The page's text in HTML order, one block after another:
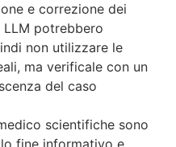
e correzione dei
potrebbero
non utilizzare le
ma verificale con un
del caso
scientifiche sono